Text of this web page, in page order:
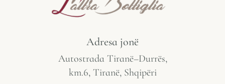
Adresa jonë
Autostrada Tiranë–Durrës,
km.6, Tiranë, Shqipëri